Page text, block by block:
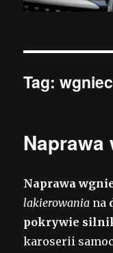
Tag:
Naprawa
Naprawa
lakierowania na
pokrywie
karoserii